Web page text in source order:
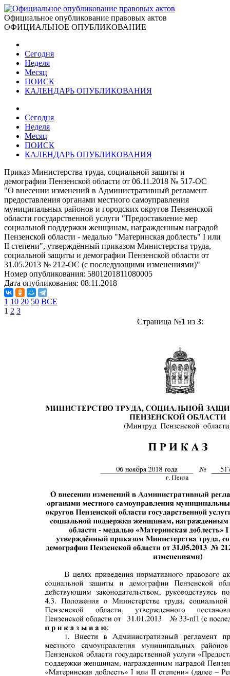
Официальное опубликование правовых актов
ОФИЦИАЛЬНОЕ ОПУБЛИКОВАНИЕ
Сегодня
Неделя
Месяц
ПОИСК
КАЛЕНДАРЬ ОПУБЛИКОВАНИЯ
Сегодня
Неделя
Месяц
ПОИСК
КАЛЕНДАРЬ ОПУБЛИКОВАНИЯ
Приказ Министерства труда, социальной защиты и
демографии Пензенской области от 06.11.2018 № 517-ОС
"О внесении изменений в Административный регламент
предоставления органами местного самоуправления
муниципальных районов и городских округов Пензенской
области государственной услуги "Предоставление мер
социальной поддержки женщинам, награжденным наградой
Пензенской области - медалью "Материнская доблесть" I или
II степени", утверждённый приказом Министерства труда,
социальной защиты и демографии Пензенской области от
31.05.2013 № 212-ОС (с последующими изменениями)"
Номер опубликования: 5801201811080005
Дата опубликования: 08.11.2018
1 10 20 50 ВСЕ
1 2 3
Страница №1 из 3: